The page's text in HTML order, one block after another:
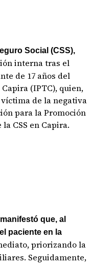
Social (CSS),
interna tras el
de 17 años del
(IPTC), quien,
de la negativa
para la Promoción
CSS en Capira.
que, al
paciente en la
priorizando la
Seguidamente,